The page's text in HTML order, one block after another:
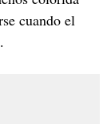
cuando el